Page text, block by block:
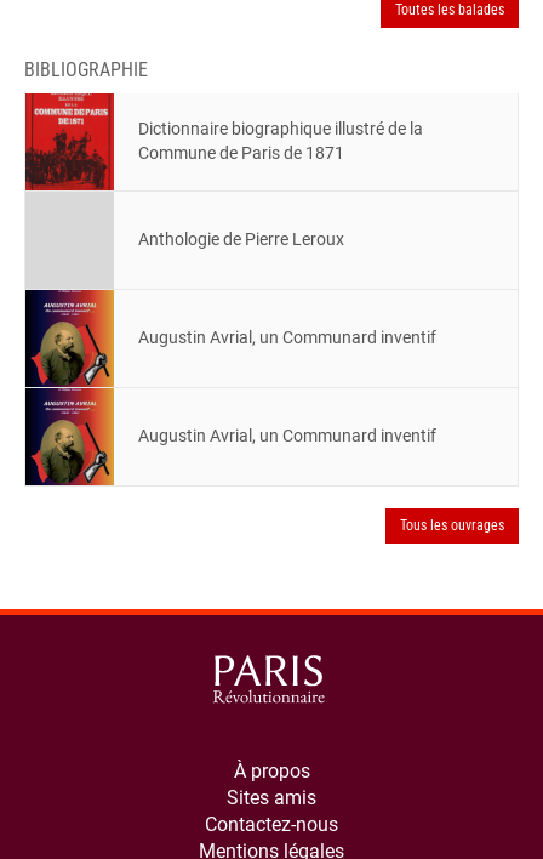
Toutes les balades
BIBLIOGRAPHIE
Dictionnaire biographique illustré de la
Commune de Paris de 1871
Anthologie de Pierre Leroux
Augustin Avrial, un Communard inventif
Augustin Avrial, un Communard inventif
Tous les ouvrages
À propos
Sites amis
Contactez-nous
Mentions légales